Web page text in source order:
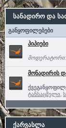
სანადირო და
განყოფილებები
პიპიები
მოდერატორი:
მონადირის
ტანსაცმელი
ქარვასლა